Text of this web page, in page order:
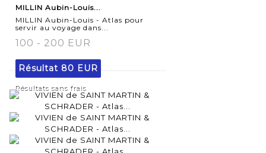
MILLIN Aubin-Louis...
MILLIN Aubin-Louis - Atlas pour
servir au voyage dans...
100 - 200 EUR
Résultat 80 EUR
Résultats sans frais